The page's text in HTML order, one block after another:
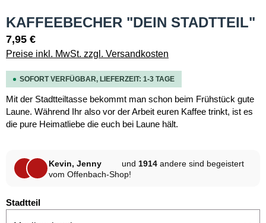
KAFFEEBECHER "DEIN STADTTEIL"
7,95 €
Preise inkl. MwSt. zzgl. Versandkosten
SOFORT VERFÜGBAR, LIEFERZEIT: 1-3 TAGE
Mit der Stadtteiltasse bekommt man schon beim Frühstück gute
Laune. Während Ihr also vor der Arbeit euren Kaffee trinkt, ist es
die pure Heimatliebe die euch bei Laune hält.
Kevin, Jenny und 1914 andere sind begeistert
vom Offenbach-Shop!
Stadtteilauswählen